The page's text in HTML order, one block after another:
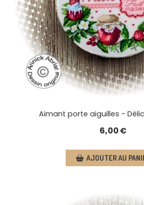
Aimant porte aiguilles -
6,00€
AJOUTER AU